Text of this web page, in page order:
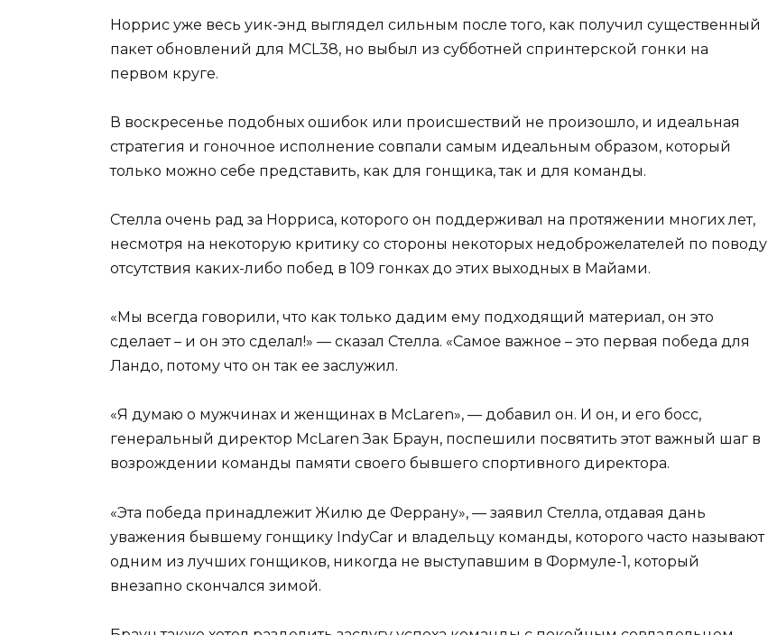
Норрис уже весь уик-энд выглядел сильным после того, как получил существенный
пакет обновлений для MCL38, но выбыл из субботней спринтерской гонки на
первом круге.
В воскресенье подобных ошибок или происшествий не произошло, и идеальная
стратегия и гоночное исполнение совпали самым идеальным образом, который
только можно себе представить, как для гонщика, так и для команды.
Стелла очень рад за Норриса, которого он поддерживал на протяжении многих лет,
несмотря на некоторую критику со стороны некоторых недоброжелателей по поводу
отсутствия каких-либо побед в 109 гонках до этих выходных в Майами.
«Мы всегда говорили, что как только дадим ему подходящий материал, он это
сделает – и он это сделал!» — сказал Стелла. «Самое важное – это первая победа для
Ландо, потому что он так ее заслужил.
«Я думаю о мужчинах и женщинах в McLaren», — добавил он. И он, и его босс,
генеральный директор McLaren Зак Браун, поспешили посвятить этот важный шаг в
возрождении команды памяти своего бывшего спортивного директора.
«Эта победа принадлежит Жилю де Феррану», — заявил Стелла, отдавая дань
уважения бывшему гонщику IndyCar и владельцу команды, которого часто называют
одним из лучших гонщиков, никогда не выступавшим в Формуле-1, который
внезапно скончался зимой.